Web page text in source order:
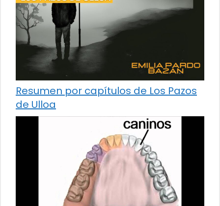
Resumen por capítulos de Los Pazos
de Ulloa